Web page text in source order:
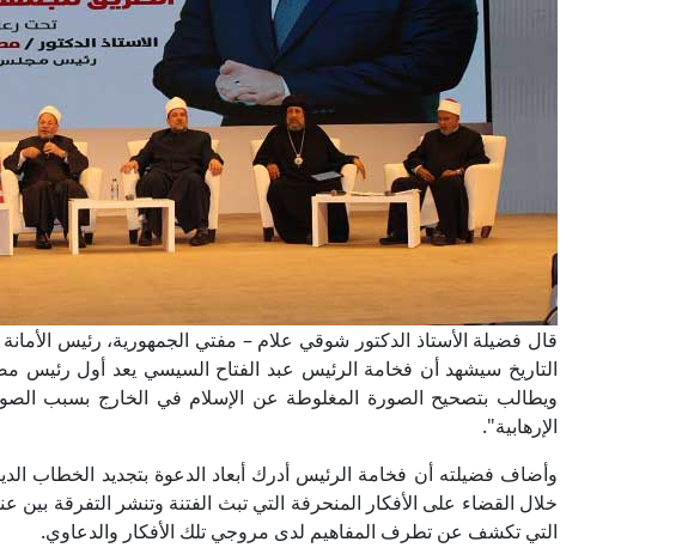
قال فضيلة الأستاذ الدكتور شوقي علام – مفتي الجمهورية، رئيس الأمانة
التاريخ سيشهد أن فخامة الرئيس عبد الفتاح السيسي يعد أول رئيس
ويطالب بتصحيح الصورة المغلوطة عن الإسلام في الخارج بسبب
الإرهابية".
وأضاف فضيلته أن فخامة الرئيس أدرك أبعاد الدعوة بتجديد الخطاب
خلال القضاء على الأفكار المنحرفة التي تبث الفتنة وتنشر التفرقة
التي تكشف عن تطرف المفاهيم لدى مروجي تلك الأفكار والدعاوي.